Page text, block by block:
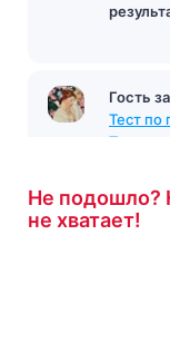
Гость
Тест по
Тургенев
Не подошло?
не хватает!